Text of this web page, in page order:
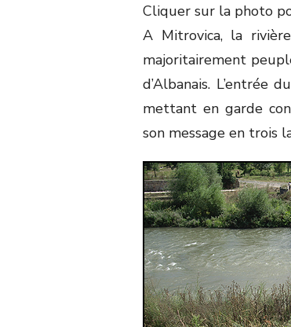
Cliquer sur la photo
A Mitrovica, la
majoritairement
d’Albanais. L’entrée
mettant en garde
son message en trois